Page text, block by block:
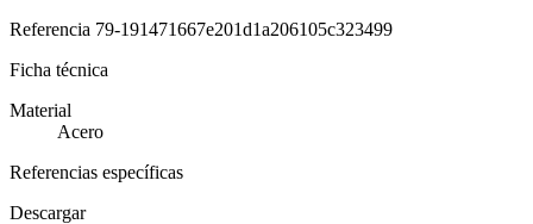
Referencia 79-191471667e201d1a206105c323499
Ficha técnica
Material
Acero
Referencias específicas
Descargar